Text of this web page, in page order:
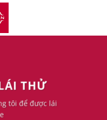
THỬ
tôi để được lái